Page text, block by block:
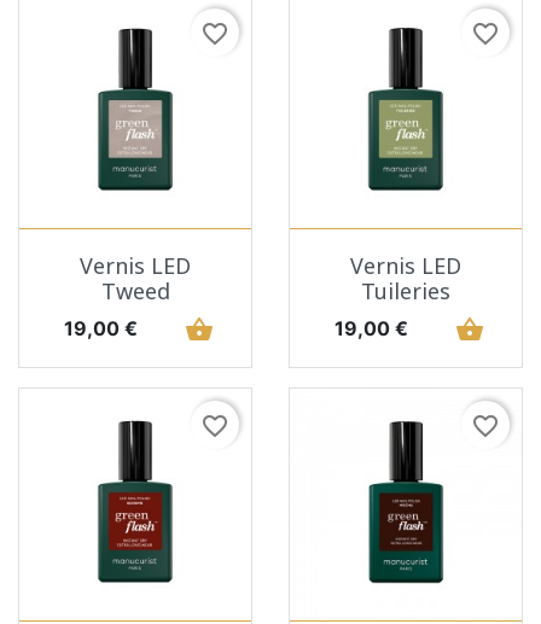
favorite_border
Vernis LED
Tweed
Prix
19,00 € shopping_basket
favorite_border
Vernis LED
Tuileries
Prix
19,00 € shopping_basket
favorite_border favorite_border